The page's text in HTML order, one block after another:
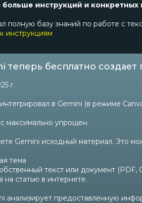
больше инструкций и конкретных
полную базу знаний по работе с
инструкциям
теперь бесплатно
г.
в Gemini (в режиме
максимально упрощен.
Gemini исходный материал. Это
тема
текст или документ (PDF,
на статью в интернете.
анализирует предоставленную